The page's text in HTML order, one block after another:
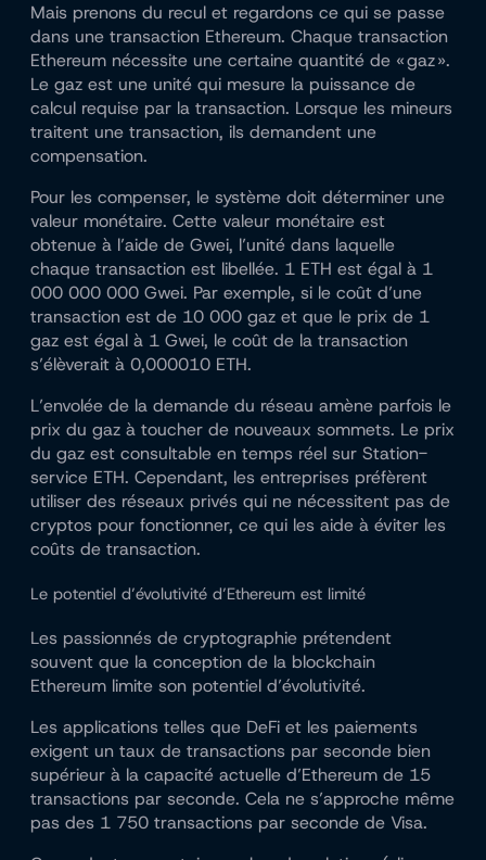
Mais prenons du recul et regardons ce qui se passe
dans une transaction Ethereum. Chaque transaction
Ethereum nécessite une certaine quantité de « gaz ».
Le gaz est une unité qui mesure la puissance de
calcul requise par la transaction. Lorsque les mineurs
traitent une transaction, ils demandent une
compensation.
Pour les compenser, le système doit déterminer une
valeur monétaire. Cette valeur monétaire est
obtenue à l’aide de Gwei, l’unité dans laquelle
chaque transaction est libellée. 1 ETH est égal à 1
000 000 000 Gwei. Par exemple, si le coût d’une
transaction est de 10 000 gaz et que le prix de 1
gaz est égal à 1 Gwei, le coût de la transaction
s’élèverait à 0,000010 ETH.
L’envolée de la demande du réseau amène parfois le
prix du gaz à toucher de nouveaux sommets. Le prix
du gaz est consultable en temps réel sur Station-
service ETH. Cependant, les entreprises préfèrent
utiliser des réseaux privés qui ne nécessitent pas de
cryptos pour fonctionner, ce qui les aide à éviter les
coûts de transaction.
Le potentiel d’évolutivité d’Ethereum est limité
Les passionnés de cryptographie prétendent
souvent que la conception de la blockchain
Ethereum limite son potentiel d’évolutivité.
Les applications telles que DeFi et les paiements
exigent un taux de transactions par seconde bien
supérieur à la capacité actuelle d’Ethereum de 15
transactions par seconde. Cela ne s’approche même
pas des 1 750 transactions par seconde de Visa.